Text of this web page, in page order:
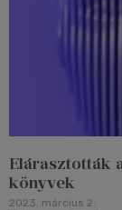
Elárasztották
könyvek
2023. március 2.